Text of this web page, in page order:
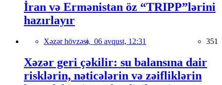
İran və Ermənistan öz “TRIPP”lərini
hazırlayır
Xəzər hövzəsi, 06 avqust, 12:31 351
Xəzər geri çəkilir: su balansına dair
risklərin, nəticələrin və zəifliklərin